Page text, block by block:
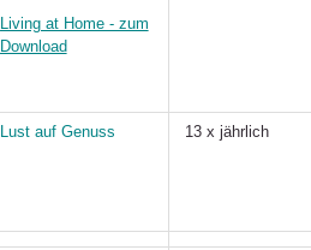
Living at Home - zum
Download
Lust auf Genuss 13 x jährlich